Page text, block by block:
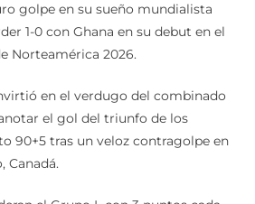
golpe en su sueño mundialista
1-0 con Ghana en su debut en el
Norteamérica 2026.
en el verdugo del combinado
el gol del triunfo de los
90+5 tras un veloz contragolpe en
Canadá.